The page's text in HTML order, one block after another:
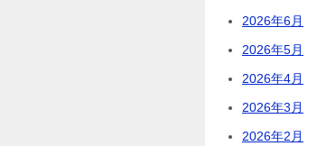
2026年6月
2026年5月
2026年4月
2026年3月
2026年2月